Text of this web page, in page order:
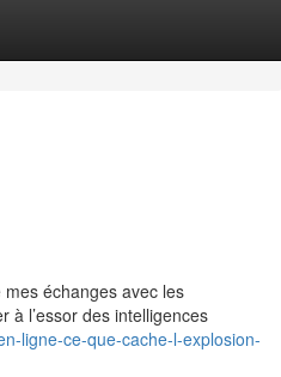
échanges avec les
à l’essor des intelligences
ligne-ce-que-cache-l-explosion-